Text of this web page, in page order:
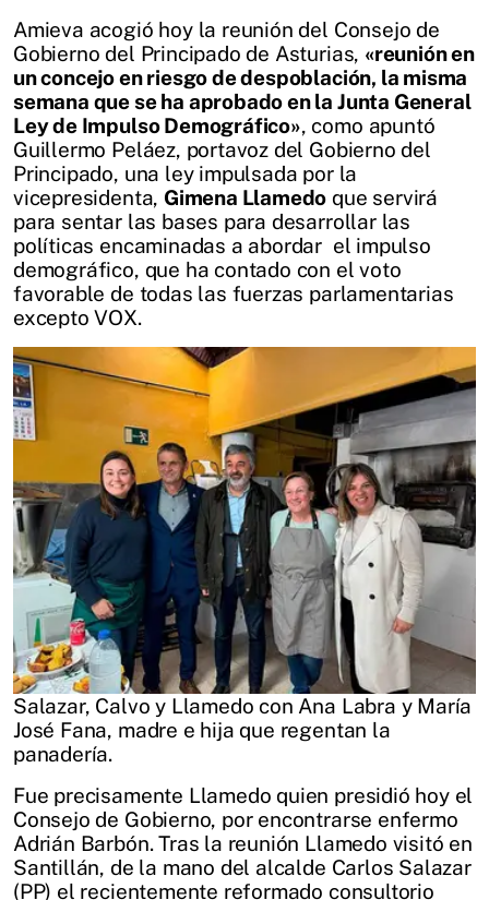
Amieva acogió hoy la reunión del Consejo de
Gobierno del Principado de Asturias, «reunión en
un concejo en riesgo de despoblación, la misma
semana que se ha aprobado en la Junta General
Ley de Impulso Demográfico», como apuntó
Guillermo Peláez, portavoz del Gobierno del
Principado, una ley impulsada por la
vicepresidenta, Gimena Llamedo que servirá
para sentar las bases para desarrollar las
políticas encaminadas a abordar el impulso
demográfico, que ha contado con el voto
favorable de todas las fuerzas parlamentarias
excepto VOX.
Salazar, Calvo y Llamedo con Ana Labra y María
José Fana, madre e hija que regentan la
panadería.
Fue precisamente Llamedo quien presidió hoy el
Consejo de Gobierno, por encontrarse enfermo
Adrián Barbón. Tras la reunión Llamedo visitó en
Santillán, de la mano del alcalde Carlos Salazar
(PP) el recientemente reformado consultorio